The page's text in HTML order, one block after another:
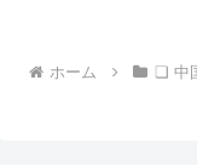
ホーム ❏ 中